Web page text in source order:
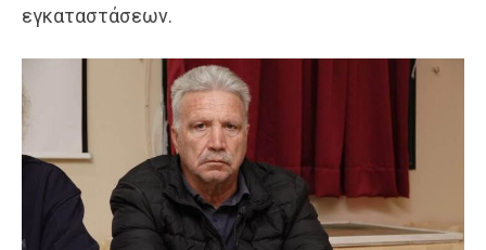
εγκαταστάσεων.